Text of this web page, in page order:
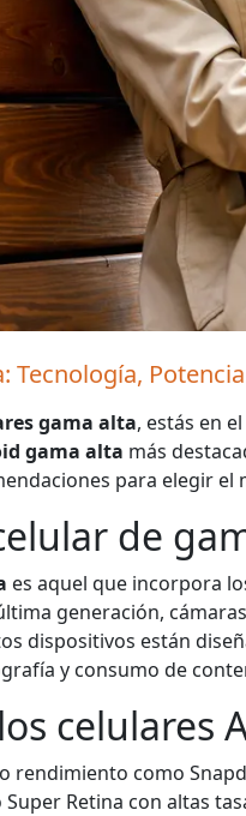
Tecnología,
gama alta, estás en
gama alta más
para elegir
de
es aquel que incorpora
generación,
dispositivos están
y consumo de
celulares
rendimiento como
Super Retina con altas